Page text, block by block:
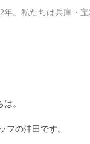
年。私たちは兵庫・
。
フの沖田です。